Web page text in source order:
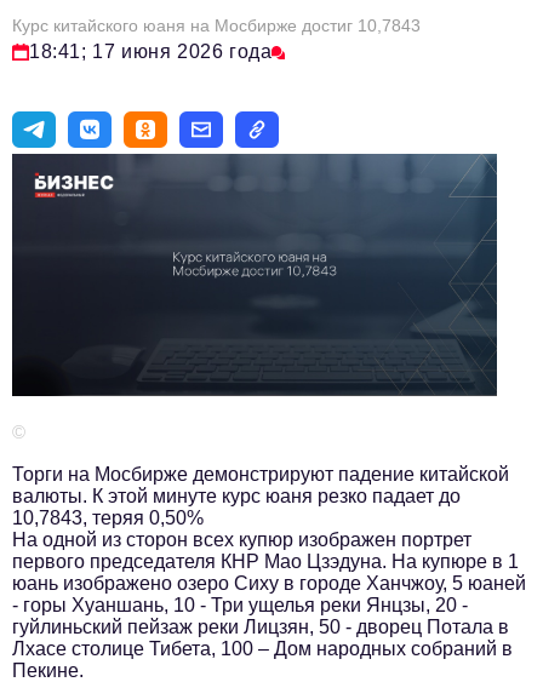
Юридический практикум
Туризм
Информационный отдел
info@business-magazine.online
Отдел рекламы
reklama@business-magazine.online
Отдел распространения/редакционная подписка
podpiska@business-magazine.online
Отдел по работе с партнерами
Курс китайского юаня на Мосбирже достиг 10,7843
18:41; 17 июня 2026 года
©
Торги на Мосбирже демонстрируют падение китайской
валюты. К этой минуте курс юаня резко падает до
10,7843, теряя 0,50%
На одной из сторон всех купюр изображен портрет
первого председателя КНР Мао Цзэдуна. На купюре в 1
юань изображено озеро Сиху в городе Ханчжоу, 5 юаней
- горы Хуаншань, 10 - Три ущелья реки Янцзы, 20 -
гуйлиньский пейзаж реки Лицзян, 50 - дворец Потала в
Лхасе столице Тибета, 100 – Дом народных собраний в
Пекине.